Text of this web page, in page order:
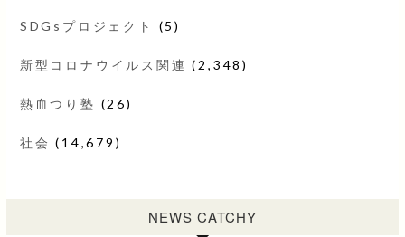
SDGsプロジェクト (5)
新型コロナウイルス関連 (2,348)
熱血つり塾 (26)
社会 (14,679)
NEWS CATCHY